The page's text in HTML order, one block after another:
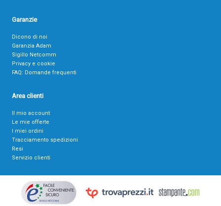
Garanzie
Dicono di noi
Garanzia Adam
Sigillo Netcomm
Privacy e cookie
FAQ: Domande frequenti
Area clienti
Il mio account
Le mie offerte
I miei ordini
Tracciamento spedizioni
Resi
Servizio clienti